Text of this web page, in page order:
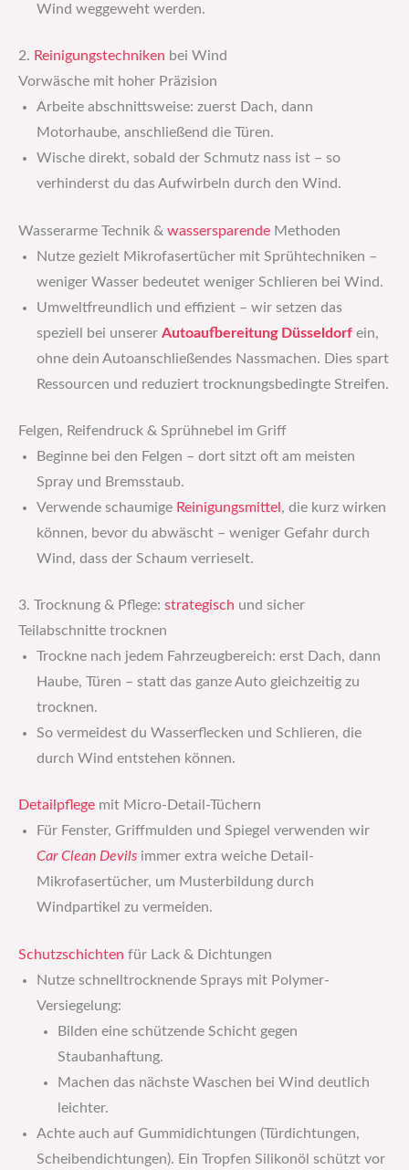
Wind weggeweht werden.
2. Reinigungstechniken bei Wind
Vorwäsche mit hoher Präzision
Arbeite abschnittsweise: zuerst Dach, dann
Motorhaube, anschließend die Türen.
Wische direkt, sobald der Schmutz nass ist – so
verhinderst du das Aufwirbeln durch den Wind.
Wasserarme Technik & wassersparende Methoden
Nutze gezielt Mikrofasertücher mit Sprühtechniken –
weniger Wasser bedeutet weniger Schlieren bei Wind.
Umweltfreundlich und effizient – wir setzen das
speziell bei unserer Autoaufbereitung Düsseldorf ein,
ohne dein Autoanschließendes Nassmachen. Dies spart
Ressourcen und reduziert trocknungsbedingte Streifen.
Felgen, Reifendruck & Sprühnebel im Griff
Beginne bei den Felgen – dort sitzt oft am meisten
Spray und Bremsstaub.
Verwende schaumige Reinigungsmittel , die kurz wirken
können, bevor du abwäscht – weniger Gefahr durch
Wind, dass der Schaum verrieselt.
3. Trocknung & Pflege: strategisch und sicher
Teilabschnitte trocknen
Trockne nach jedem Fahrzeugbereich: erst Dach, dann
Haube, Türen – statt das ganze Auto gleichzeitig zu
trocknen.
So vermeidest du Wasserflecken und Schlieren, die
durch Wind entstehen können.
Detailpflege mit Micro-Detail-Tüchern
Für Fenster, Griffmulden und Spiegel verwenden wir
Car Clean Devils immer extra weiche Detail-
Mikrofasertücher, um Musterbildung durch
Windpartikel zu vermeiden.
Schutzschichten für Lack & Dichtungen
Nutze schnelltrocknende Sprays mit Polymer-
Versiegelung:
Bilden eine schützende Schicht gegen
Staubanhaftung.
Machen das nächste Waschen bei Wind deutlich
leichter.
Achte auch auf Gummidichtungen (Türdichtungen,
Scheibendichtungen). Ein Tropfen Silikonöl schützt vor